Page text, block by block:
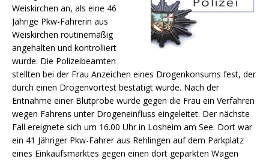
Weiskirchen an, als eine 46
Jährige Pkw-Fahrerin aus
Weiskirchen routinemäßig
angehalten und kontrolliert
wurde. Die Polizeibeamten
stellten bei der Frau Anzeichen eines Drogenkonsums fest, der
durch einen Drogenvortest bestätigt wurde. Nach der
Entnahme einer Blutprobe wurde gegen die Frau ein Verfahren
wegen Fahrens unter Drogeneinfluss eingeleitet. Der nächste
Fall ereignete sich um 16.00 Uhr in Losheim am See. Dort war
ein 41 Jähriger Pkw-Fahrer aus Rehlingen auf dem Parkplatz
eines Einkaufsmarktes gegen einen dort geparkten Wagen